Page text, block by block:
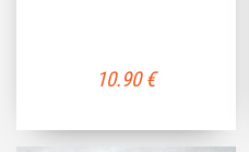
10.90€